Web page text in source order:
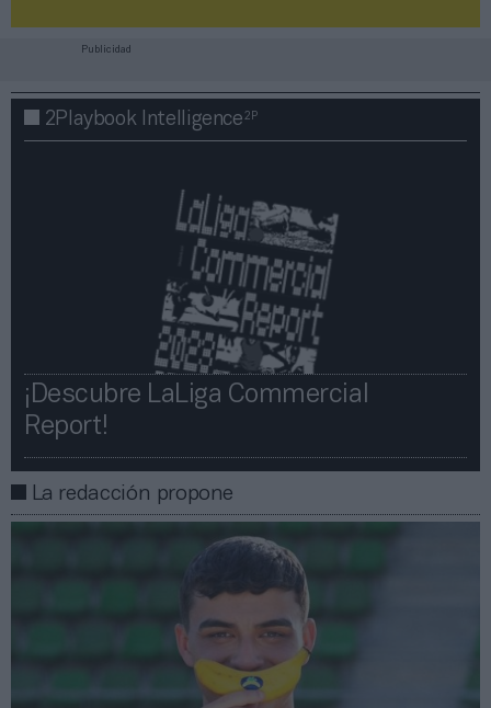
Publicidad
2Playbook Intelligence2P
¡Descubre LaLiga Commercial
Report!​​
La redacción propone